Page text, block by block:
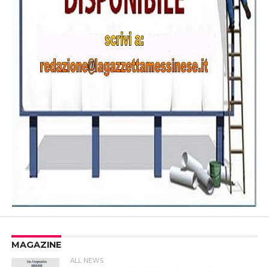
MAGAZINE
ALL NEWS